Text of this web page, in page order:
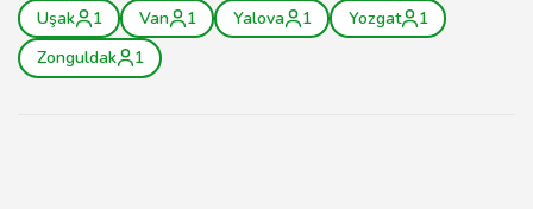
Uşak
1 Van 1 Yalova 1 Yozgat
1
Zonguldak
1